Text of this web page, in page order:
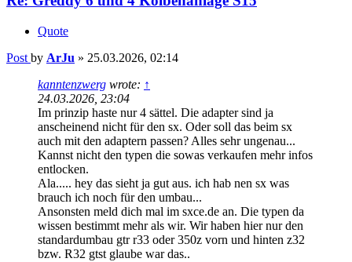
Quote
Post by ArJu » 25.03.2026, 02:14
kanntenzwerg wrote: ↑
24.03.2026, 23:04
Im prinzip haste nur 4 sättel. Die adapter sind ja
anscheinend nicht für den sx. Oder soll das beim sx
auch mit den adaptern passen? Alles sehr ungenau...
Kannst nicht den typen die sowas verkaufen mehr infos
entlocken.
Ala..... hey das sieht ja gut aus. ich hab nen sx was
brauch ich noch für den umbau...
Ansonsten meld dich mal im sxce.de an. Die typen da
wissen bestimmt mehr als wir. Wir haben hier nur den
standardumbau gtr r33 oder 350z vorn und hinten z32
bzw. R32 gtst glaube war das..